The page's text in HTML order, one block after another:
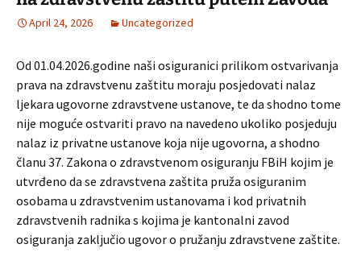
April 24, 2026 Uncategorized
Od 01.04.2026.godine naši osiguranici prilikom ostvarivanja
prava na zdravstvenu zaštitu moraju posjedovati nalaz
ljekara ugovorne zdravstvene ustanove, te da shodno tome
nije moguće ostvariti pravo na navedeno ukoliko posjeduju
nalaz iz privatne ustanove koja nije ugovorna, a shodno
članu 37. Zakona o zdravstvenom osiguranju FBiH kojim je
utvrđeno da se zdravstvena zaštita pruža osiguranim
osobama u zdravstvenim ustanovama i kod privatnih
zdravstvenih radnika s kojima je kantonalni zavod
osiguranja zaključio ugovor o pružanju zdravstvene zaštite.